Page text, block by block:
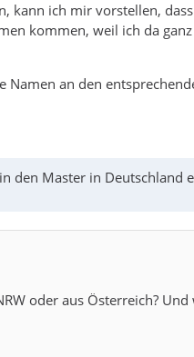
ich mir vorstellen,
kommen, weil ich da
an den
den Master in Deutschland
oder aus Österreich?